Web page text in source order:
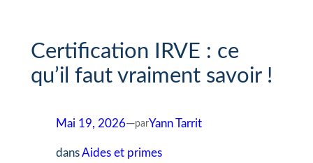
Certification IRVE : ce
qu’il faut vraiment savoir !
Mai 19, 2026—parYann Tarrit
dansAides et primes